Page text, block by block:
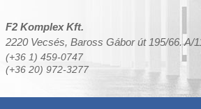
F2 Komplex Kft.
2220 Vecsés, Baross Gábor út 195/66. A/
(+36 1) 459-0747
(+36 20) 972-3277